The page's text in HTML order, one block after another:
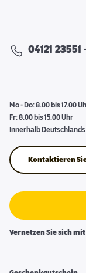
04121 23551
Mo - Do: 8.00 bis 17.00
Fr: 8.00 bis 15.00 Uhr
Innerhalb
Kontaktieren
Vernetzen Sie sich